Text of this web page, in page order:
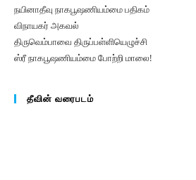
நயினாதீவு நாகபூஷணியம்மை பதிகம்‌
விநாயகர் அகவல்
திருவெம்பாவை திருப்பள்ளியெழுச்சி
ஸ்ரீ நாகபூஷணியம்மை போற்றி மாலை!
தீவின் வரைபடம்